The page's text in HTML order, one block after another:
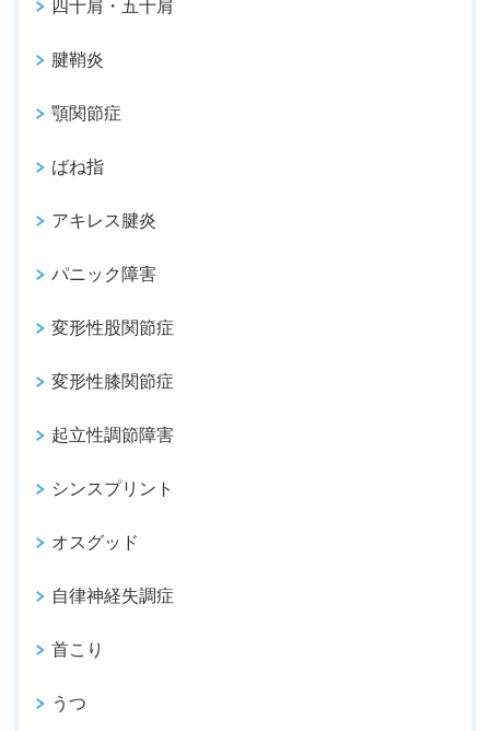
四十肩・五十肩
腱鞘炎
顎関節症
ばね指
アキレス腱炎
パニック障害
変形性股関節症
変形性膝関節症
起立性調節障害
シンスプリント
オスグッド
自律神経失調症
首こり
うつ